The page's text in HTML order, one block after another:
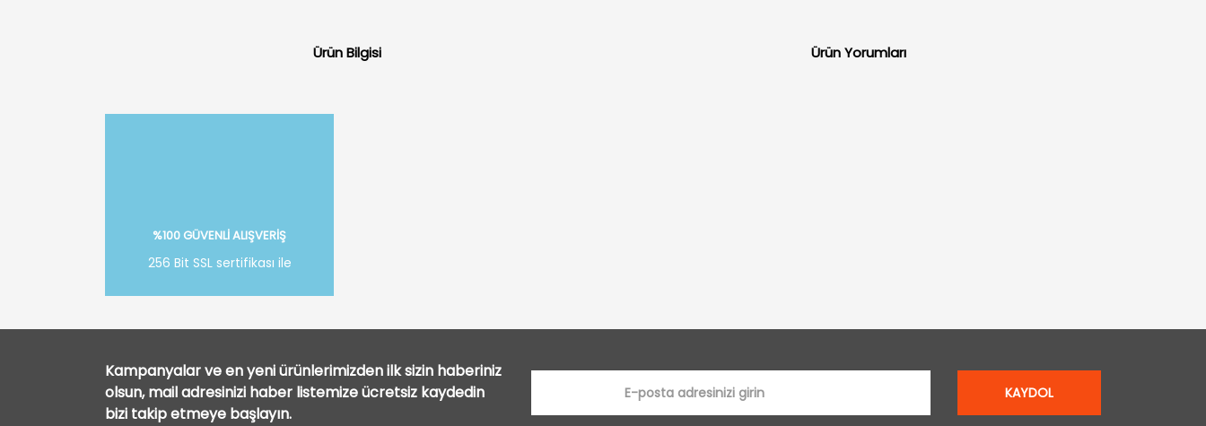
Ürün Bilgisi Ürün Yorumları
%100 GÜVENLİ ALIŞVERİŞ
256 Bit SSL sertifikası ile
Kampanyalar ve en yeni ürünlerimizden ilk sizin haberiniz
olsun, mail adresinizi haber listemize ücretsiz kaydedin
bizi takip etmeye başlayın.
KAYDOL